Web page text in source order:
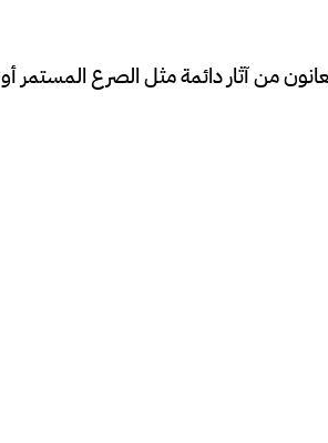
قد يعانون من آثار دائمة مثل الصرع المستمر أو